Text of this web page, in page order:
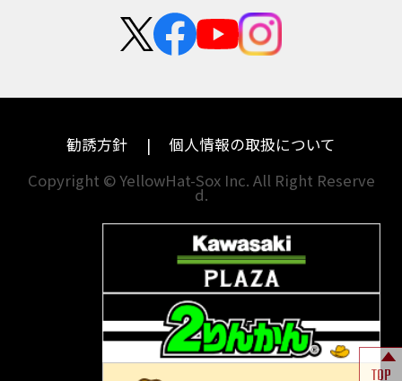
ハーレーダビッドソン
ドゥカティ
モトグッツイ
MVアグスタ
他海外ﾒｰｶｰ
兵庫
福岡
長崎
熊本
中途採用・アルバイト
TOP
勧誘方針
個人情報の取扱について
Copyright © YellowHat-Sox Inc. All Right Reserve
d.